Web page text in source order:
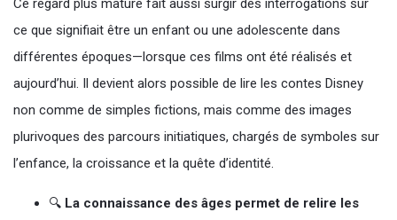
Ce regard plus mature fait aussi surgir des interrogations sur
ce que signifiait être un enfant ou une adolescente dans
différentes époques—lorsque ces films ont été réalisés et
aujourd’hui. Il devient alors possible de lire les contes Disney
non comme de simples fictions, mais comme des images
plurivoques des parcours initiatiques, chargés de symboles sur
l’enfance, la croissance et la quête d’identité.
🔍 La connaissance des âges permet de relire les